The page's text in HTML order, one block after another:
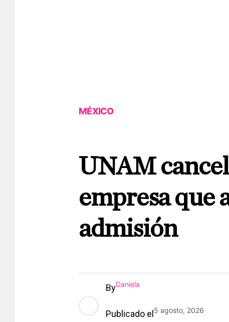
MÉXICO
UNAM
empresa que
admisión
ByDaniela
Publicado el 5 agosto, 2026